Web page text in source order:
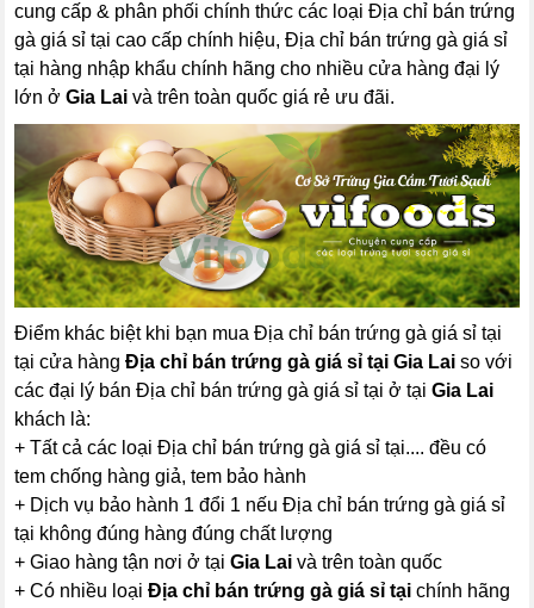
cung cấp & phân phối chính thức các loại Địa chỉ bán trứng
gà giá sỉ tại cao cấp chính hiệu, Địa chỉ bán trứng gà giá sỉ
tại hàng nhập khẩu chính hãng cho nhiều cửa hàng đại lý
lớn ởGia Lai và trên toàn quốc giá rẻ ưu đãi.
Điểm khác biệt khi bạn mua Địa chỉ bán trứng gà giá sỉ tại
tại cửa hàngĐịa chỉ bán trứng gà giá sỉ tại Gia Lai so với
các đại lý bán Địa chỉ bán trứng gà giá sỉ tại ở tạiGia Lai
khách là:
+ Tất cả các loại Địa chỉ bán trứng gà giá sỉ tại.... đều có
tem chống hàng giả, tem bảo hành
+ Dịch vụ bảo hành 1 đổi 1 nếu Địa chỉ bán trứng gà giá sỉ
tại không đúng hàng đúng chất lượng
+ Giao hàng tận nơi ở tạiGia Lai và trên toàn quốc
+ Có nhiều loạiĐịa chỉ bán trứng gà giá sỉ tại chính hãng